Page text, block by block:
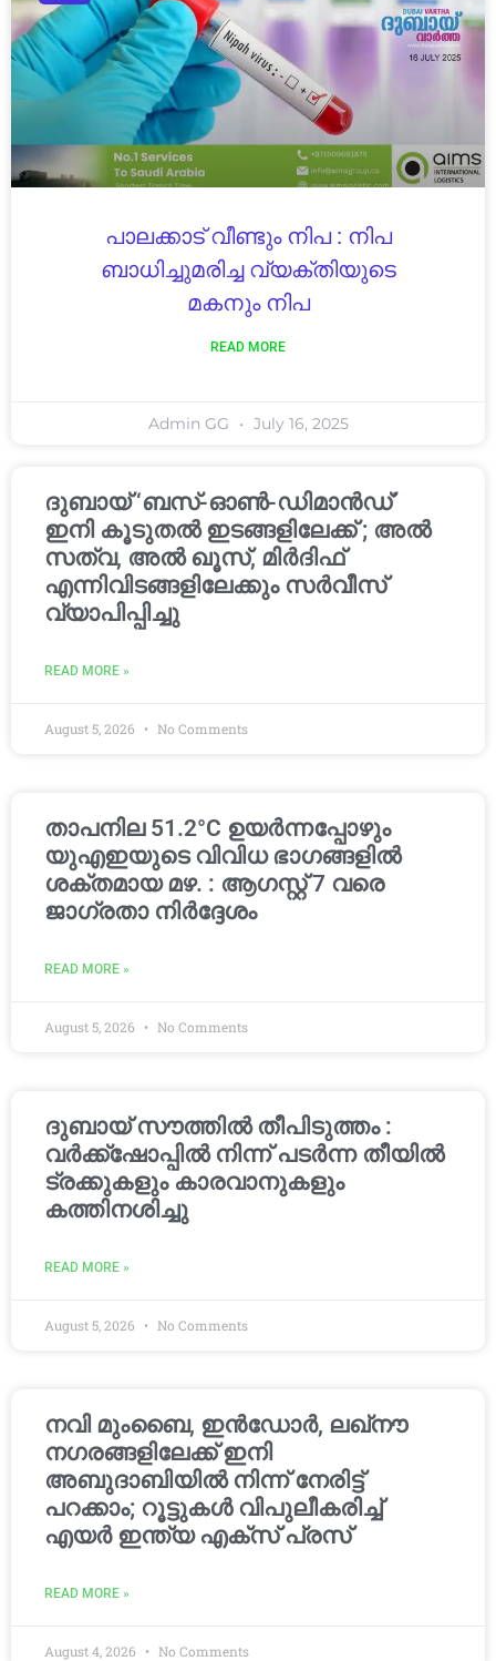
പാലക്കാട് വീണ്ടും നിപ : നിപ
ബാധിച്ചുമരിച്ച വ്യക്തിയുടെ
മകനും നിപ
READ MORE
Admin GG July 16, 2025
ദുബായ് ‘ബസ്-ഓൺ-ഡിമാൻഡ്’
ഇനി കൂടുതൽ ഇടങ്ങളിലേക്ക് ; അൽ
സത്വ, അൽ ഖൂസ്, മിർദിഫ്
എന്നിവിടങ്ങളിലേക്കും സർവീസ്
വ്യാപിപ്പിച്ചു
READ MORE »
August 5, 2026 No Comments
താപനില 51.2°C ഉയർന്നപ്പോഴും
യുഎഇയുടെ വിവിധ ഭാഗങ്ങളിൽ
ശക്തമായ മഴ. : ആഗസ്റ്റ് 7 വരെ
ജാഗ്രതാ നിർദ്ദേശം
READ MORE »
August 5, 2026 No Comments
ദുബായ് സൗത്തിൽ തീപിടുത്തം :
വർക്ക്‌ഷോപ്പിൽ നിന്ന് പടർന്ന തീയിൽ
ട്രക്കുകളും കാരവാനുകളും
കത്തിനശിച്ചു
READ MORE »
August 5, 2026 No Comments
നവി മുംബൈ, ഇൻഡോർ, ലഖ്നൗ
നഗരങ്ങളിലേക്ക് ഇനി
അബുദാബിയിൽ നിന്ന് നേരിട്ട്
പറക്കാം; റൂട്ടുകൾ വിപുലീകരിച്ച്
എയർ ഇന്ത്യ എക്സ് പ്രസ്
READ MORE »
August 4, 2026 No Comments